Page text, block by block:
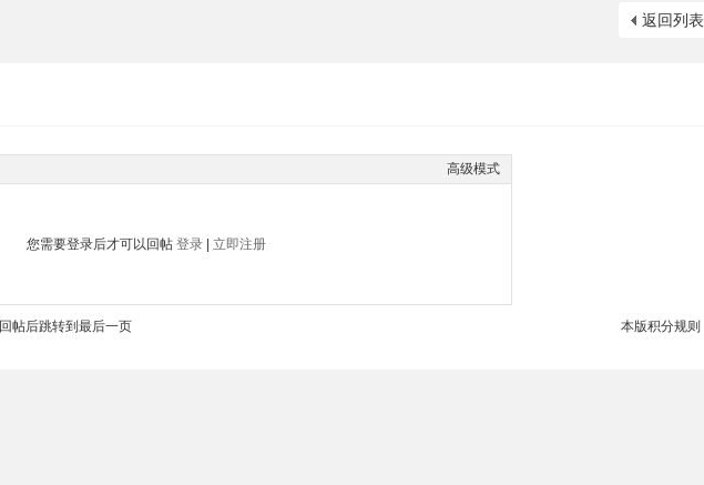
返回列表
高级模式
您需要登录后才可以回帖 登录 立即注册
本版积分规则
回帖后跳转到最后一页